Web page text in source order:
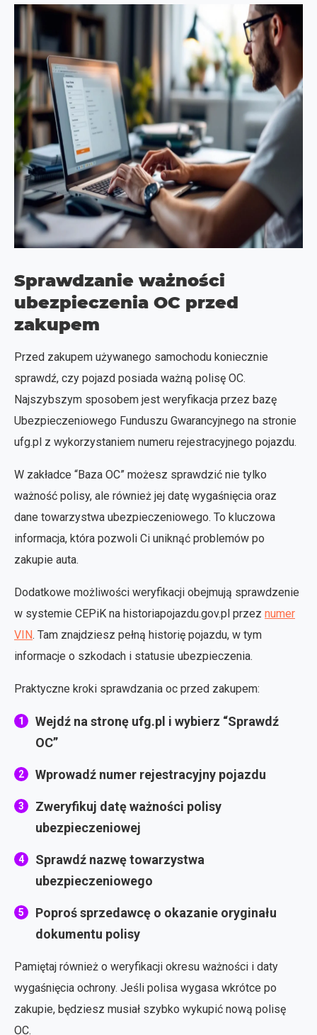
Sprawdzanie ważności
ubezpieczenia OC przed
zakupem
Przed zakupem używanego samochodu koniecznie
sprawdź, czy pojazd posiada ważną polisę OC.
Najszybszym sposobem jest weryfikacja przez bazę
Ubezpieczeniowego Funduszu Gwarancyjnego na stronie
ufg.pl z wykorzystaniem numeru rejestracyjnego pojazdu.
W zakładce “Baza OC” możesz sprawdzić nie tylko
ważność polisy, ale również jej datę wygaśnięcia oraz
dane towarzystwa ubezpieczeniowego. To kluczowa
informacja, która pozwoli Ci uniknąć problemów po
zakupie auta.
Dodatkowe możliwości weryfikacji obejmują sprawdzenie
w systemie CEPiK na historiapojazdu.gov.pl przez numer
VIN. Tam znajdziesz pełną historię pojazdu, w tym
informacje o szkodach i statusie ubezpieczenia.
Praktyczne kroki sprawdzania oc przed zakupem:
Wejdź na stronę ufg.pl i wybierz “Sprawdź
OC”
Wprowadź numer rejestracyjny pojazdu
Zweryfikuj datę ważności polisy
ubezpieczeniowej
Sprawdź nazwę towarzystwa
ubezpieczeniowego
Poproś sprzedawcę o okazanie oryginału
dokumentu polisy
Pamiętaj również o weryfikacji okresu ważności i daty
wygaśnięcia ochrony. Jeśli polisa wygasa wkrótce po
zakupie, będziesz musiał szybko wykupić nową polisę
OC.